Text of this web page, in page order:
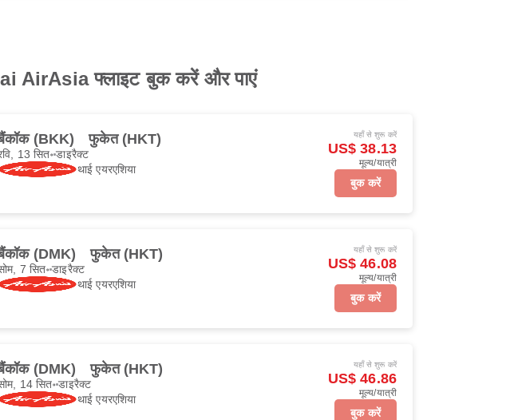
AirAsia फ्लाइट बुक करें और पाएं
(BKK) फुकेत (HKT)
13 सित॰डाइरैक्ट
थाई एयरएशिया
यहाँ से शुरू करें
US$ 38.13
मूल्य/यात्री
बुक करें
(DMK) फुकेत (HKT)
7 सित॰डाइरैक्ट
थाई एयरएशिया
यहाँ से शुरू करें
US$ 46.08
मूल्य/यात्री
बुक करें
(DMK) फुकेत (HKT)
14 सित॰डाइरैक्ट
थाई एयरएशिया
यहाँ से शुरू करें
US$ 46.86
मूल्य/यात्री
बुक करें